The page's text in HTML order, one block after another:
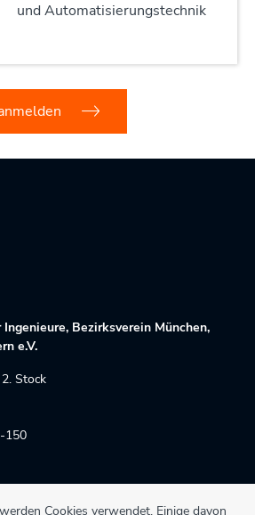
Cookies verwendet. Einige davon
und Automatisierungstechnik
Bezirksverein München,
e.V.
Stock 
150